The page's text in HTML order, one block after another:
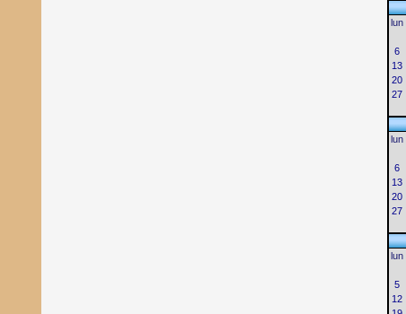
lun
6
13
20
27
lun
6
13
20
27
lun
5
12